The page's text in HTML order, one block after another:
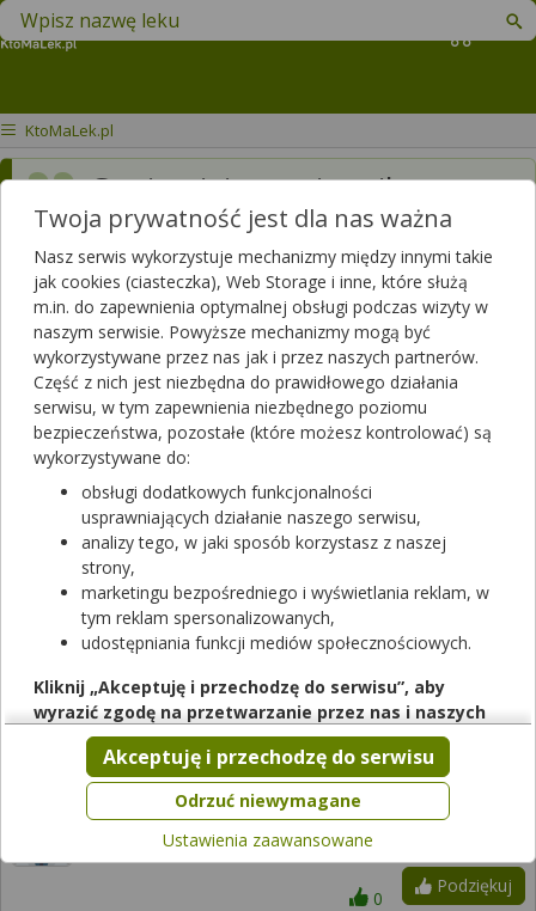
Koszyk
Znajdź lek w swojej okolicy
KtoMaLek.pl
Czy istnieje zamiennik
Xanaxu bez recepty?
Dotyczy:Kobieta
Zobacz, która apteka w Twoim mieście ma lek
Sprawdzaj dostępność leków w ponad aptek w całej Polsce!
Sprawdź teraz
Odpowiedzi farmaceutów
nie
aptekarz
z apteki w Lidzbarku
Podziękuj
0
Twoja prywatność jest dla nas ważna
Nasz serwis wykorzystuje mechanizmy między innymi takie
jak cookies (ciasteczka), Web Storage i inne, które służą
m.in. do zapewnienia optymalnej obsługi podczas wizyty w
naszym serwisie. Powyższe mechanizmy mogą być
wykorzystywane przez nas jak i przez naszych partnerów.
Część z nich jest niezbędna do prawidłowego działania
serwisu, w tym zapewnienia niezbędnego poziomu
bezpieczeństwa, pozostałe (które możesz kontrolować) są
wykorzystywane do:
obsługi dodatkowych funkcjonalności
usprawniających działanie naszego serwisu,
analizy tego, w jaki sposób korzystasz z naszej
strony,
marketingu bezpośredniego i wyświetlania reklam, w
tym reklam spersonalizowanych,
udostępniania funkcji mediów społecznościowych.
Kliknij „Akceptuję i przechodzę do serwisu”, aby
wyrazić zgodę na przetwarzanie przez nas i naszych
partnerów Twoich danych w powyższych celach.
Pamiętaj, że wyrażenie zgody jest dobrowolne, a wyrażoną
zgodę możesz w każdej chwili cofnąć, możesz też wycofać
zgodę na przetwarzanie Twoich danych tylko w niektórych
celach. Jeżeli chcesz dowiedzieć się więcej lub chcesz
przeprowadzić konfigurację szczegółową, to możesz tego
dokonać za pomocą „Ustawień zaawansowanych”.
Odrzuć niewymagane
Akceptuję i przechodzę do serwisu
Ustawienia zaawansowane